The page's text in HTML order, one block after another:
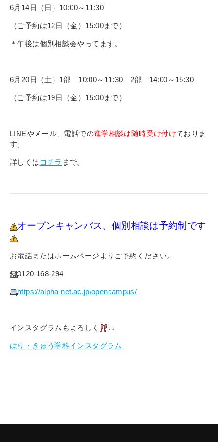
6月14日（日）10:00～11:30
（ご予約は12日（金）15:00まで）
＊午後は個別相談会やってます。
6月20日（土）1部 10:00～11:30 2部 14:00～15:30
（ご予約は19日（金）15:00まで）
LINEやメール、電話での進学相談は随時受け付けておりま
す。
詳しくは コチラ まで。
オープンキャンパス、個別相談は予約制です
お電話またはホームページよりご予約ください。
0120-168-294
https://alpha-net.ac.jp/opencampus/
インスタグラムもよろしく ↓↓
はり・きゅう学科インスタグラム